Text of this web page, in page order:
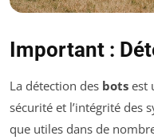
Important :
La détection des bots est
sécurité et l’intégrité des
que utiles dans de